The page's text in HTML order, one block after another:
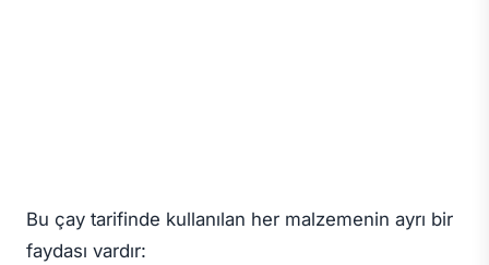
Bu çay tarifinde kullanılan her malzemenin ayrı bir
faydası vardır: